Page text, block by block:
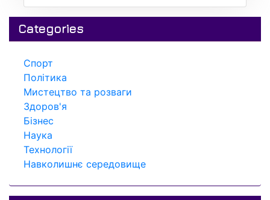
Categories
Спорт
Політика
Мистецтво та розваги
Здоров'я
Бізнес
Наука
Технології
Навколишнє середовище